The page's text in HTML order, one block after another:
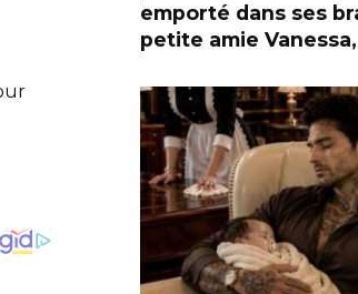
emporté dans ses
petite amie